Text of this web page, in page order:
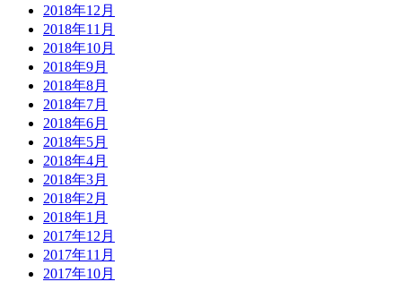
2018年12月
2018年11月
2018年10月
2018年9月
2018年8月
2018年7月
2018年6月
2018年5月
2018年4月
2018年3月
2018年2月
2018年1月
2017年12月
2017年11月
2017年10月